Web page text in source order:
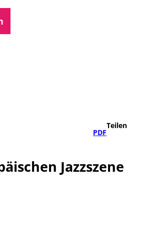
PDF
Teilen
Jazzszene